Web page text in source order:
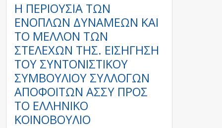
Η ΠΕΡΙΟΥΣΊΑ ΤΩΝ
ΕΝΌΠΛΩΝ ΔΥΝΆΜΕΩΝ ΚΑΙ
ΤΟ ΜΈΛΛΟΝ ΤΩΝ
ΣΤΕΛΕΧΏΝ ΤΗΣ. ΕΙΣΉΓΗΣΗ
ΤΟΥ ΣΥΝΤΟΝΙΣΤΙΚΟΎ
ΣΥΜΒΟΥΛΊΟΥ ΣΥΛΛΌΓΩΝ
ΑΠΟΦΟΊΤΩΝ ΑΣΣΥ ΠΡΟΣ
ΤΟ ΕΛΛΗΝΙΚΌ
ΚΟΙΝΟΒΟΎΛΙΟ